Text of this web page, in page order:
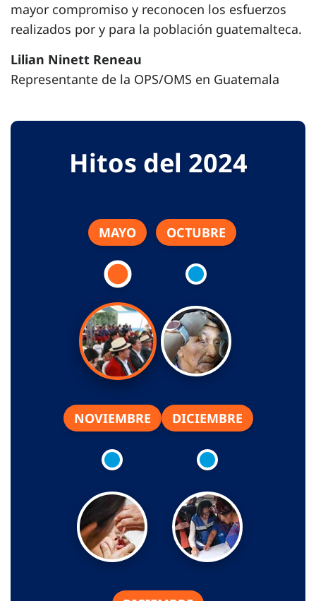
mayor compromiso y reconocen los esfuerzos
realizados por y para la población guatemalteca.
Lilian Ninett Reneau
Representante de la OPS/OMS en Guatemala
Hitos del 2024
MAYO OCTUBRE
NOVIEMBRE DICIEMBRE